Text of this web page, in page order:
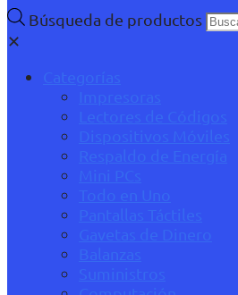
Búsqueda de productos
✕
Categorías
Impresoras
Lectores de Códigos
Dispositivos Móviles
Respaldo de Energía
Mini PCs
Todo en Uno
Pantallas Táctiles
Gavetas de Dinero
Balanzas
Suministros